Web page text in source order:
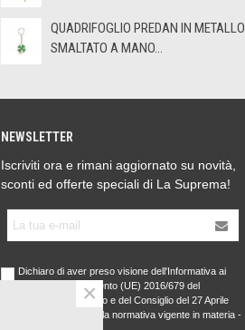
QUADRIFOGLIO PREDAN IN METALLO
SMALTATO A MANO...
NEWSLETTER
Iscriviti ora e rimani aggiornato su novità,
sconti ed offerte speciali di La Suprema!
Dichiaro di aver preso visione dell'Informativa ai
sensi del Regolamento (UE) 2016/679 del
Parlamento Europeo e del Consiglio del 27 Aprile
2016 (GDPR) e della normativa vigente in materia -
×